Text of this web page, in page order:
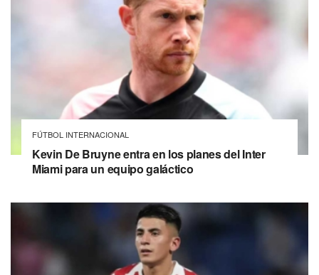
FÚTBOL INTERNACIONAL
Kevin De Bruyne entra en los planes del Inter
Miami para un equipo galáctico